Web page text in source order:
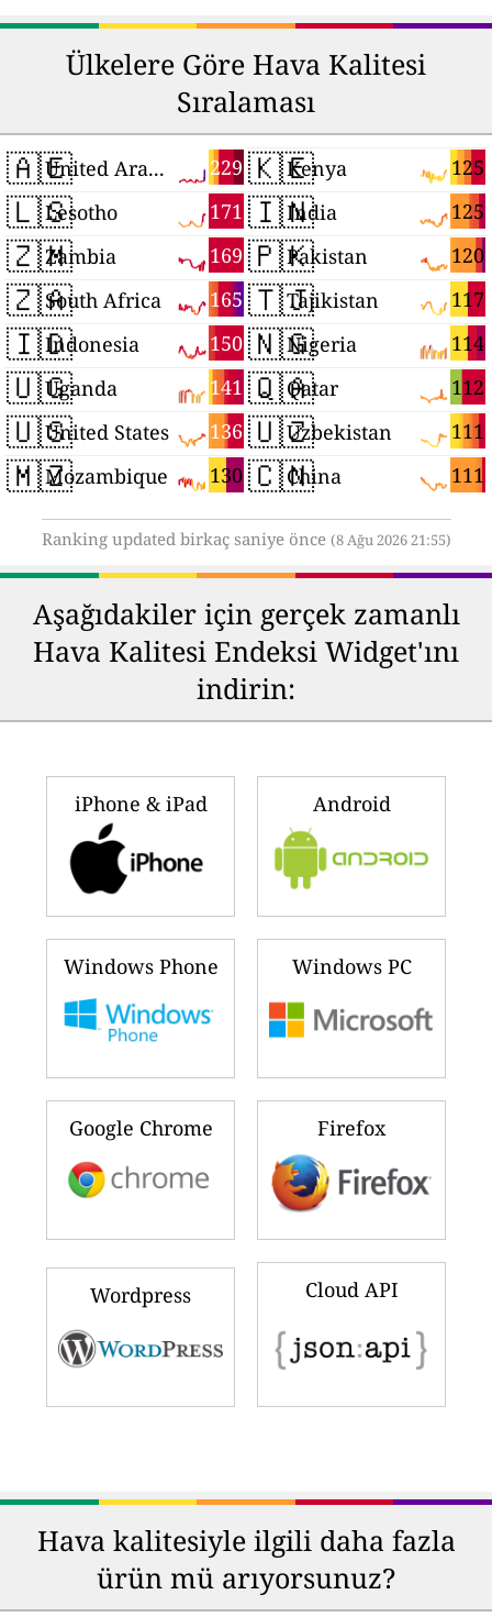
Ülkelere Göre Hava Kalitesi
Sıralaması
🇦🇪 229
United Arab Emirates
🇱🇸 171
Lesotho
🇿🇲 169
Zambia
🇿🇦 165
South Africa
🇮🇩 150
Indonesia
🇺🇬 141
Uganda
🇺🇸 136
United States
🇲🇿 130
Mozambique
🇰🇪 125
Kenya
🇮🇳 125
India
🇵🇰 120
Pakistan
🇹🇯 117
Tajikistan
🇳🇬 114
Nigeria
🇶🇦 112
Qatar
🇺🇿 111
Uzbekistan
🇨🇳 111
China
Ranking updated birkaç saniye önce (8 Ağu 2026 21:55)
Aşağıdakiler için gerçek zamanlı
Hava Kalitesi Endeksi Widget'ını
indirin:
iPhone & iPad Android
Windows Phone Windows PC
Google Chrome Firefox
Wordpress Cloud API
Hava kalitesiyle ilgili daha fazla
ürün mü arıyorsunuz?